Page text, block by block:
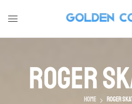
Roger
Home Roger